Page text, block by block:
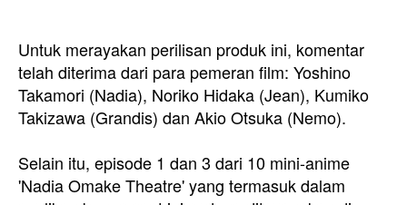
Untuk merayakan perilisan produk ini, komentar
telah diterima dari para pemeran film: Yoshino
Takamori (Nadia), Noriko Hidaka (Jean), Kumiko
Takizawa (Grandis) dan Akio Otsuka (Nemo).
Selain itu, episode 1 dan 3 dari 10 mini-anime
'Nadia Omake Theatre' yang termasuk dalam